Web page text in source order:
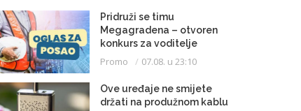
Pridruži se timu
Megagradena – otvoren
konkurs za voditelje
gradilišta
Promo 07.08. u 23:10
Ove uređaje ne smijete
držati na produžnom kablu